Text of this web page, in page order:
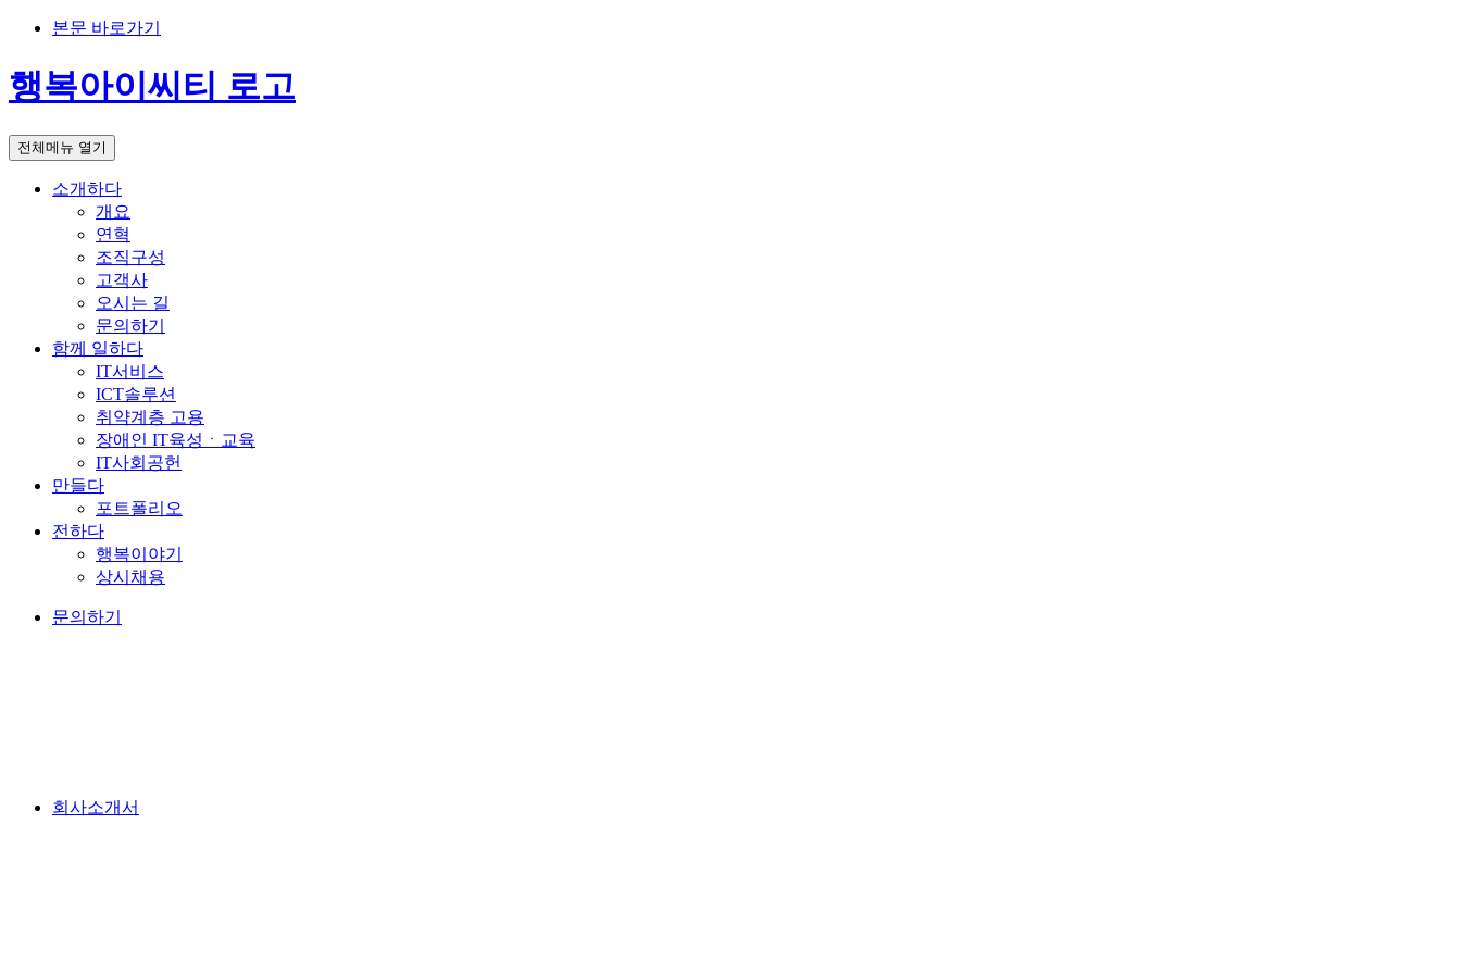
본문 바로가기
행복아이씨티 로고
전체메뉴 열기
소개하다
개요
연혁
조직구성
고객사
오시는 길
문의하기
함께 일하다
IT서비스
ICT솔루션
취약계층 고용
장애인 IT육성ㆍ교육
IT사회공헌
만들다
포트폴리오
전하다
행복이야기
상시채용
문의하기
회사소개서